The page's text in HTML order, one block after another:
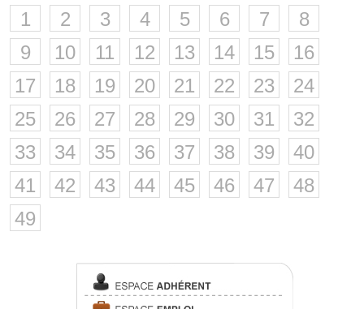
1 2 3 4 5 6 7
8
9
10 11 12 13 14 15
16
17
18 19 20 21 22 23
24
25
26 27 28 29 30 31
32
33
34 35 36 37 38 39
40
41
42 43 44 45 46 47
48
49